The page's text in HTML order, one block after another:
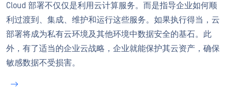
Cloud 部署不仅仅是利用云计算服务。而是指导企业如何顺
利过渡到、集成、维护和运行这些服务。如果执行得当，云
部署将成为私有云环境及其他环境中数据安全的基石。此
外，有了适当的企业云战略，企业就能保护其云资产，确保
敏感数据不受损害。